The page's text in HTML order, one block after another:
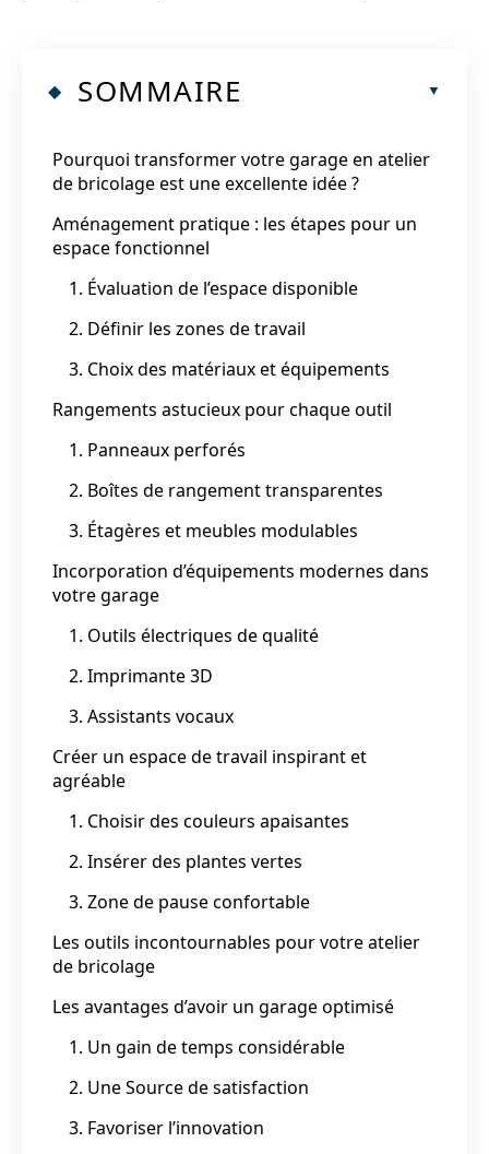
SOMMAIRE
Pourquoi transformer votre garage en atelier
de bricolage est une excellente idée ?
Aménagement pratique : les étapes pour un
espace fonctionnel
1. Évaluation de l’espace disponible
2. Définir les zones de travail
3. Choix des matériaux et équipements
Rangements astucieux pour chaque outil
1. Panneaux perforés
2. Boîtes de rangement transparentes
3. Étagères et meubles modulables
Incorporation d’équipements modernes dans
votre garage
1. Outils électriques de qualité
2. Imprimante 3D
3. Assistants vocaux
Créer un espace de travail inspirant et
agréable
1. Choisir des couleurs apaisantes
2. Insérer des plantes vertes
3. Zone de pause confortable
Les outils incontournables pour votre atelier
de bricolage
Les avantages d’avoir un garage optimisé
1. Un gain de temps considérable
2. Une Source de satisfaction
3. Favoriser l’innovation